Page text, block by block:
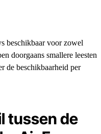
beschikbaar voor zowel
doorgaans smallere leesten
de beschikbaarheid per
tussen de